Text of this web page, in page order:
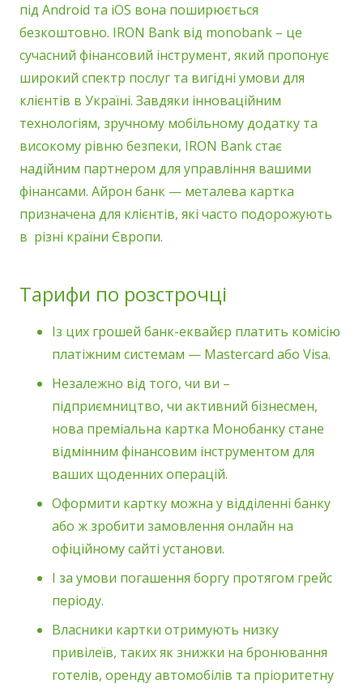
під Android та iOS вона поширюється
безкоштовно. IRON Bank від monobank – це
сучасний фінансовий інструмент, який пропонує
широкий спектр послуг та вигідні умови для
клієнтів в Україні. Завдяки інноваційним
технологіям, зручному мобільному додатку та
високому рівню безпеки, IRON Bank стає
надійним партнером для управління вашими
фінансами. Айрон банк — металева картка
призначена для клієнтів, які часто подорожують
в різні країни Європи.
Тарифи по розстрочці
Із цих грошей банк-еквайєр платить комісію
платіжним системам — Mastercard або Visa.
Незалежно від того, чи ви –
підприємництво, чи активний бізнесмен,
нова преміальна картка Монобанку стане
відмінним фінансовим інструментом для
ваших щоденних операцій.
Оформити картку можна у відділенні банку
або ж зробити замовлення онлайн на
офіційному сайті установи.
І за умови погашення боргу протягом грейс
періоду.
Власники картки отримують низку
привілеїв, таких як знижки на бронювання
готелів, оренду автомобілів та пріоритетну